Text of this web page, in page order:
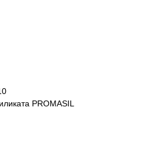
PROMASIL